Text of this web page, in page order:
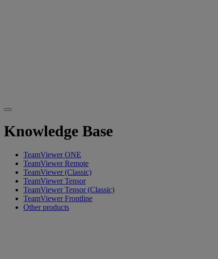
Knowledge Base
TeamViewer ONE
TeamViewer Remote
TeamViewer (Classic)
TeamViewer Tensor
TeamViewer Tensor (Classic)
TeamViewer Frontline
Other products